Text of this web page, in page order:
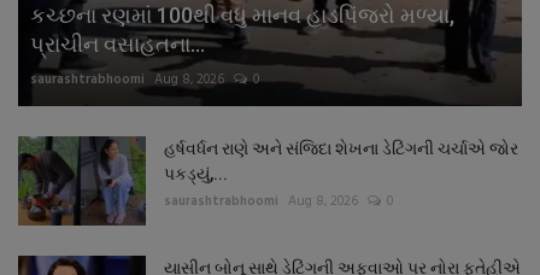
કચ્છના રણમાં 100થી વધુ માનવ હાડપિંજરો મળ્યા,
પ્રાચીન વસાહતના...
saurashtrabhoomi Aug 8, 2026 0
હર્ષવર્ધન રાણે અને સંજિદા શેખના ડેટિંગની ચર્ચાએ જોર
પકડ્યું,...
saurashtrabhoomi Aug 8, 2026 0
યાસીન બોનૂ સાથે ડેટિંગની અફવાઓ પર નોરા ફતેહીએ